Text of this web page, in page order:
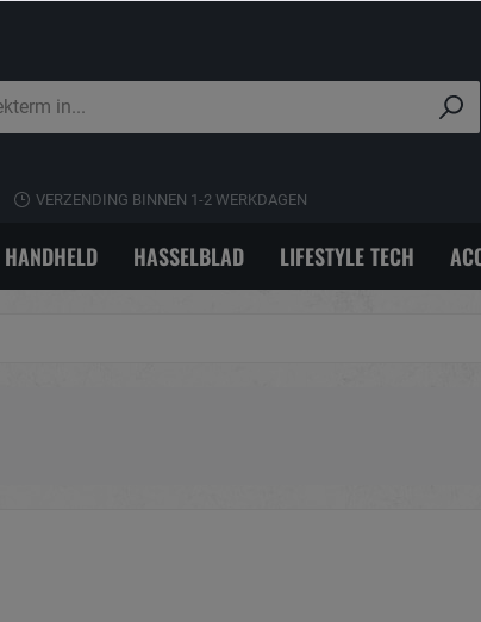
VERZENDING BINNEN 1-2 WERKDAGEN
HANDHELD HASSELBLAD LIFESTYLE TECH